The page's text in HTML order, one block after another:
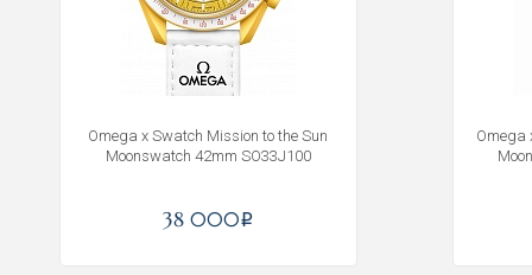
Omega x Swatch Mission to the Sun
Moonswatch 42mm SO33J100
38 000i
Omega